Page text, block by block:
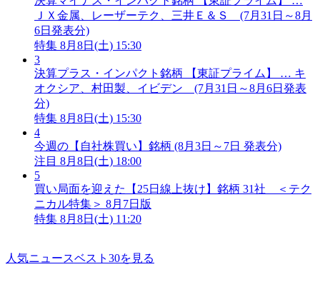
ＪＸ金属、レーザーテク、三井Ｅ＆Ｓ (7月31日～8月
6日発表分)
特集 8月8日(土) 15:30
3
決算プラス・インパクト銘柄 【東証プライム】 … キ
オクシア、村田製、イビデン (7月31日～8月6日発表
分)
特集 8月8日(土) 15:30
4
今週の【自社株買い】銘柄 (8月3日～7日 発表分)
注目 8月8日(土) 18:00
5
買い局面を迎えた【25日線上抜け】銘柄 31社 ＜テク
ニカル特集＞ 8月7日版
特集 8月8日(土) 11:20
人気ニュースベスト30を見る